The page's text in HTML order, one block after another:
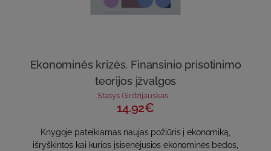
Ekonominės krizės. Finansinio prisotinimo
teorijos įžvalgos
Stasys Girdzijauskas
14.92€
Knygoje pateikiamas naujas požiūris į ekonomiką,
išryškintos kai kurios įsisenėjusios ekonominės bėdos,